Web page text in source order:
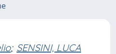
; SENSINI, LUCA